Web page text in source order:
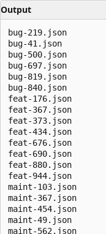
Output
bug-219.json
bug-41.json
bug-500.json
bug-697.json
bug-819.json
bug-840.json
feat-176.json
feat-367.json
feat-373.json
feat-434.json
feat-676.json
feat-690.json
feat-880.json
feat-944.json
maint-103.json
maint-367.json
maint-454.json
maint-49.json
maint-562.json